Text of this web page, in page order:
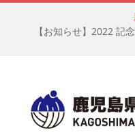
【お知らせ】2022 記